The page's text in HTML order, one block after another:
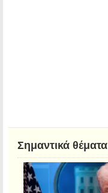
Σημαντικά θέματα